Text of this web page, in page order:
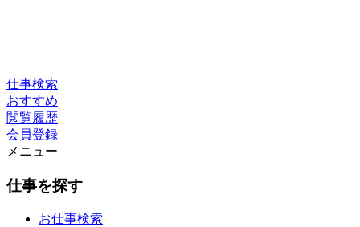
仕事検索
おすすめ
閲覧履歴
会員登録
メニュー
仕事を探す
お仕事検索